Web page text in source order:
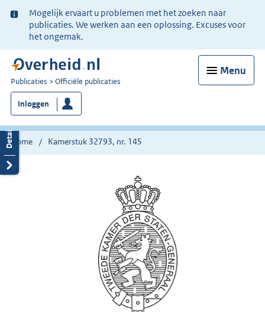
Ter
informatie:
Mogelijk ervaart u problemen met het zoeken naar
publicaties. We werken aan een oplossing. Excuses voor
het ongemak.
Menu
U
bent
nu
hier:
Publicaties Officiële publicaties
Inloggen
Home Kamerstuk 32793, nr. 145